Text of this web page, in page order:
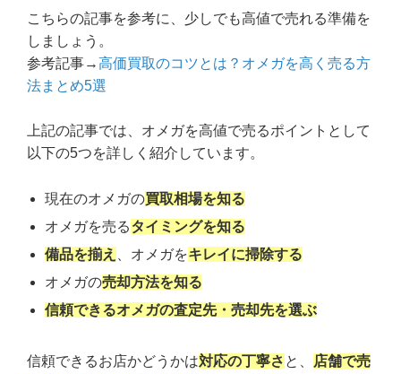
こちらの記事を参考に、少しでも高値で売れる準備を
しましょう。
参考記事→高価買取のコツとは？オメガを高く売る方
法まとめ5選
上記の記事では、オメガを高値で売るポイントとして
以下の5つを詳しく紹介しています。
現在のオメガの買取相場を知る
オメガを売るタイミングを知る
備品を揃え
、オメガをキレイに掃除する
オメガの売却方法を知る
信頼できるオメガの査定先・売却先を選ぶ
信頼できるお店かどうかは対応の丁寧さ と、
店舗で売